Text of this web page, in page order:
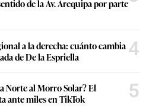
de la Av. Arequipa por parte
a la derecha: cuánto cambia
de De la Espriella
4
Norte al Morro Solar? El
ante miles en TikTok
5